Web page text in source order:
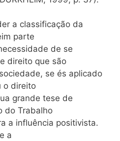
a classificação da
parte
de se
direito que são
se és aplicado
o direito
grande tese de
do Trabalho
a influência positivista.
a